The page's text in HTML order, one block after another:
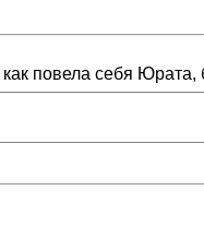
повела себя